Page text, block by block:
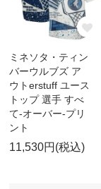
ミネソタ・ティン
バーウルブズ ア
ウトerstuff ユース
トップ 選手 すべ
て-オーバー-プリ
ント
11,530円(税込)